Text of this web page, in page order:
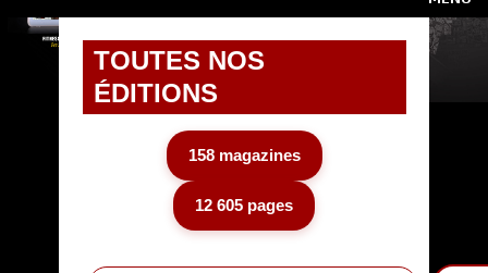
TOUTES NOS
ÉDITIONS
158 magazines
12 605 pages